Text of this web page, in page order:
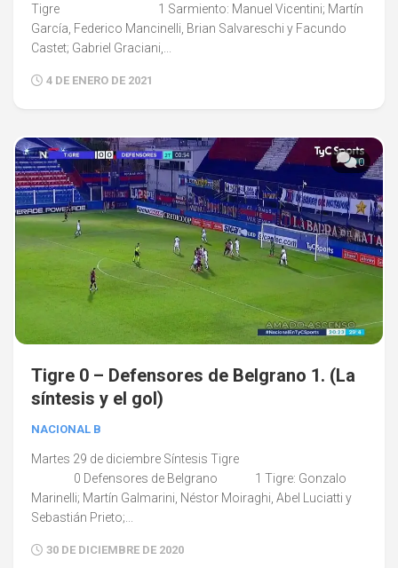
Tigre 1 Sarmiento: Manuel Vicentini; Martín
García, Federico Mancinelli, Brian Salvareschi y Facundo
Castet; Gabriel Graciani,...
4 DE ENERO DE 2021
0
Tigre 0 – Defensores de Belgrano 1. (La
síntesis y el gol)
NACIONAL B
Martes 29 de diciembre Síntesis Tigre
0 Defensores de Belgrano 1 Tigre: Gonzalo
Marinelli; Martín Galmarini, Néstor Moiraghi, Abel Luciatti y
Sebastián Prieto;...
30 DE DICIEMBRE DE 2020